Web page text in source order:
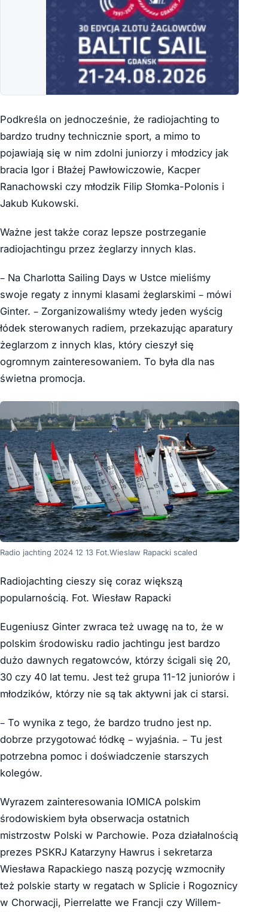
Podkreśla on jednocześnie, że radiojachting to
bardzo trudny technicznie sport, a mimo to
pojawiają się w nim zdolni juniorzy i młodzicy jak
bracia Igor i Błażej Pawłowiczowie, Kacper
Ranachowski czy młodzik Filip Słomka-Polonis i
Jakub Kukowski.
Ważne jest także coraz lepsze postrzeganie
radiojachtingu przez żeglarzy innych klas.
– Na Charlotta Sailing Days w Ustce mieliśmy
swoje regaty z innymi klasami żeglarskimi – mówi
Ginter. – Zorganizowaliśmy wtedy jeden wyścig
łódek sterowanych radiem, przekazując aparatury
żeglarzom z innych klas, który cieszył się
ogromnym zainteresowaniem. To była dla nas
świetna promocja.
Radio jachting 2024 12 13 Fot.Wieslaw Rapacki scaled
Radiojachting cieszy się coraz większą
popularnością. Fot. Wiesław Rapacki
Eugeniusz Ginter zwraca też uwagę na to, że w
polskim środowisku radio jachtingu jest bardzo
dużo dawnych regatowców, którzy ścigali się 20,
30 czy 40 lat temu. Jest też grupa 11-12 juniorów i
młodzików, którzy nie są tak aktywni jak ci starsi.
– To wynika z tego, że bardzo trudno jest np.
dobrze przygotować łódkę – wyjaśnia. – Tu jest
potrzebna pomoc i doświadczenie starszych
kolegów.
Wyrazem zainteresowania IOMICA polskim
środowiskiem była obserwacja ostatnich
mistrzostw Polski w Parchowie. Poza działalnością
prezes PSKRJ Katarzyny Hawrus i sekretarza
Wiesława Rapackiego naszą pozycję wzmocniły
też polskie starty w regatach w Splicie i Rogoznicy
w Chorwacji, Pierrelatte we Francji czy Willem-